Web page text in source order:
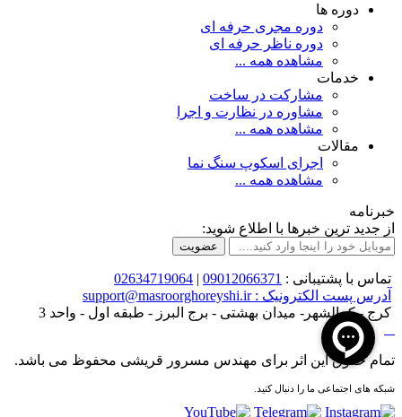
دوره ها
دوره مجری حرفه ای
دوره ناظر حرفه ای
مشاهده همه ...
خدمات
مشارکت در ساخت
مشاوره در نظارت و اجرا
مشاهده همه ...
مقالات
اجرای اسکوپ سنگ نما
مشاهده همه ...
خبرنامه
از جدید ترین خبرها با اطلاع شوید:
عضویت
تماس با پشتیبانی : 09012066371
|
02634719064
آدرس پست الکترونیک : support@masroorghoreyshi.ir
کرج - کمالشهر- میدان بهشتی - برج البرز - طبقه اول - واحد 3
تمام حقوق این اثر برای مهندس مسرور قریشی محفوظ می باشد.
شبکه های اجتماعی ما را دنبال کنید.